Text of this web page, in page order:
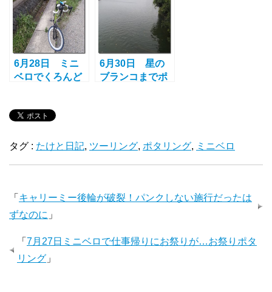
グ
6月28日 ミニ
ベロでくろんど
は？
6月30日 星の
ブランコまでポ
タグ : たけと日記, ツーリング, ポタリング, ミニベロ
「 キャリーミー後輪が破裂！パンクしない施行だったは
ずなのに 」
「 7月27日ミニベロで仕事帰りにお祭りが…お祭りポタ
リング 」